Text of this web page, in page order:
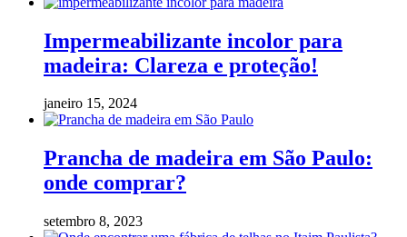
Impermeabilizante incolor para
madeira: Clareza e proteção!
janeiro 15, 2024
Prancha de madeira em São Paulo:
onde comprar?
setembro 8, 2023